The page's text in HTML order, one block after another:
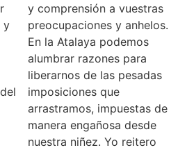
y
y comprensión a vuestras
preocupaciones y anhelos.
En la Atalaya podemos
alumbrar razones para
liberarnos de las pesadas
imposiciones que
arrastramos, impuestas de
manera engañosa desde
nuestra niñez. Yo reitero